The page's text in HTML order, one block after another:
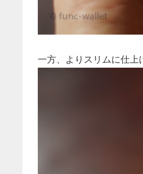
一方、よりスリムに仕上